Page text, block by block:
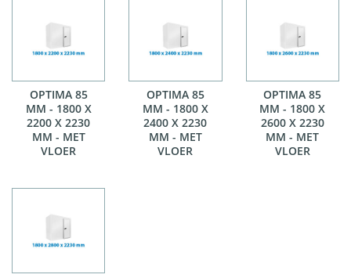
OPTIMA 85
MM - 1800 X
2200 X 2230
MM - MET
VLOER
OPTIMA 85
MM - 1800 X
2400 X 2230
MM - MET
VLOER
OPTIMA 85
MM - 1800 X
2600 X 2230
MM - MET
VLOER